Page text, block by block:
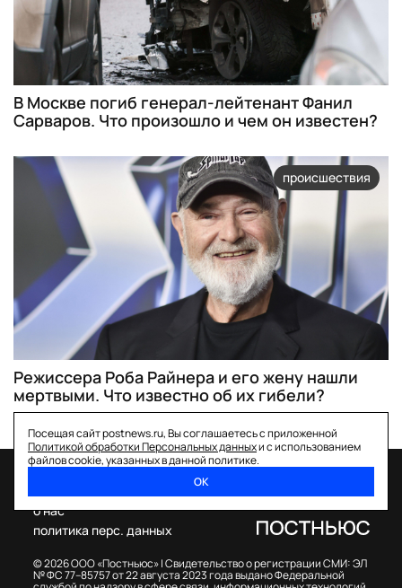
В Москве погиб генерал-лейтенант Фанил
Сарваров. Что произошло и чем он известен?
происшествия
Режиссера Роба Райнера и его жену нашли
мертвыми. Что известно об их гибели?
Посещая сайт postnews.ru, Вы соглашаетесь с приложенной
Политикой обработки Персональных данныхи с использованием
файлов cookie, указанных в данной политике.
ОК
© 2026 ООО «Постньюс» |Свидетельство о регистрации СМИ: ЭЛ
№ ФС 77–85757 от 22 августа 2023 года выдано Федеральной
о нас
политика перс. данных